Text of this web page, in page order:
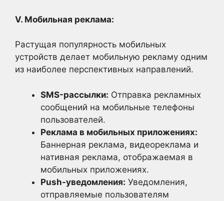
V. Мобильная реклама:
Растущая популярность мобильных
устройств делает мобильную рекламу одним
из наиболее перспективных направлений.
SMS-рассылки: Отправка рекламных
сообщений на мобильные телефоны
пользователей.
Реклама в мобильных приложениях:
Баннерная реклама, видеореклама и
нативная реклама, отображаемая в
мобильных приложениях.
Push-уведомления: Уведомления,
отправляемые пользователям